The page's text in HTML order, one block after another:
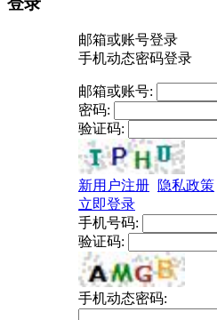
邮箱或账号登录
手机动态密码登录
邮箱或账号:
密码:
验证码:
新用户注册 隐私政策
立即登录
手机号码:
验证码:
手机动态密码: